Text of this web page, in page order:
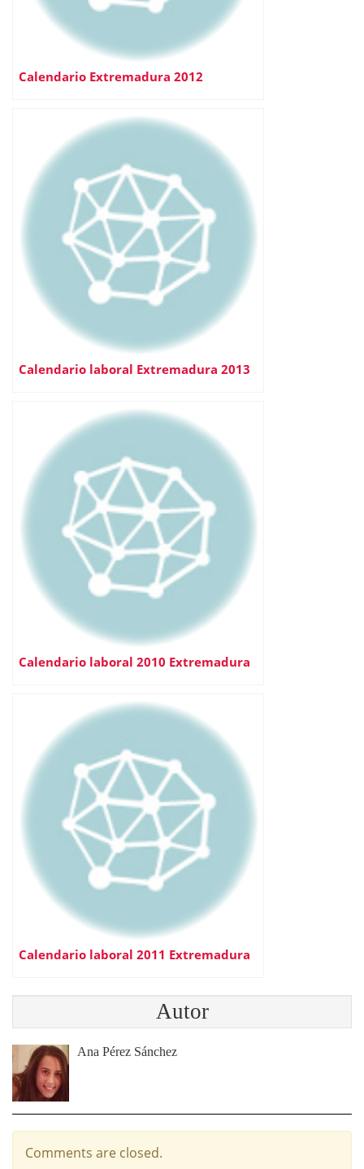
Calendario Extremadura 2012
Calendario laboral Extremadura 2013
Calendario laboral 2010 Extremadura
Calendario laboral 2011 Extremadura
Autor
Ana Pérez Sánchez
Comments are closed.